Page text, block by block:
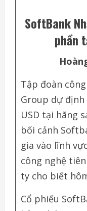
SoftBank
phần
Tập đoàn
Group dự
USD tại hãng
bối cảnh
gia vào lĩnh
công nghệ
ty cho biết
Cổ phiếu